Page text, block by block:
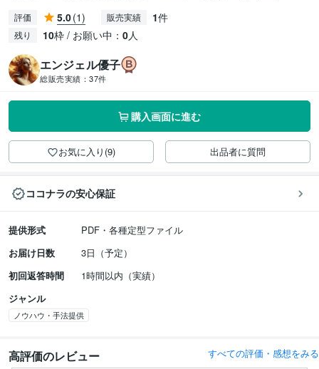
評価 5.0(1) 販売実績 1件
残り 10枠 / お願い中： 0人
エンジェル優子
総販売実績： 37件
購入画面に進む
お気に入り(9) 出品者に質問
ココナラの安心保証
提供形式
PDF・各種定型ファイル
お届け日数
3日（予定）
初回返答時間
1時間以内（実績）
ジャンル
ノウハウ・手法提供
高評価のレビュー すべての評価・感想をみる